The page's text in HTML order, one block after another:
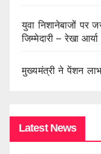
युवा निशानेबाजों पर
जिम्मेदारी – रेखा आर्या
मुख्यमंत्री ने पेंशन
Latest News